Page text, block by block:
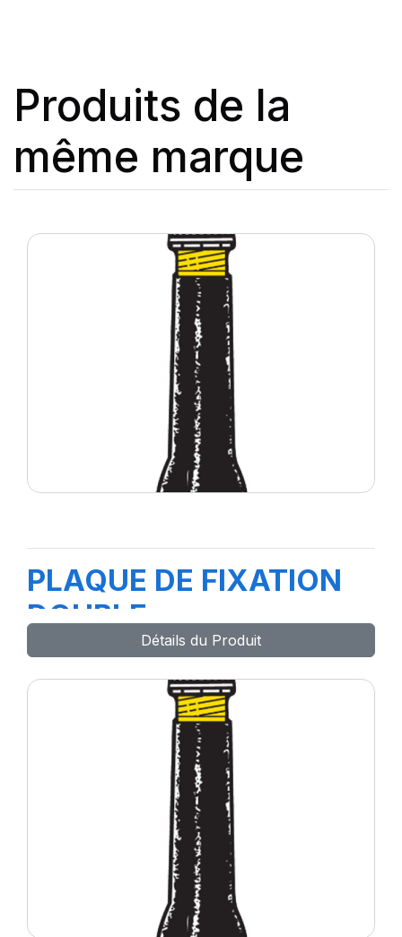
Produits de la
même marque
PLAQUE DE FIXATION
DOUBLE
REF.1431(attache)
Détails du Produit